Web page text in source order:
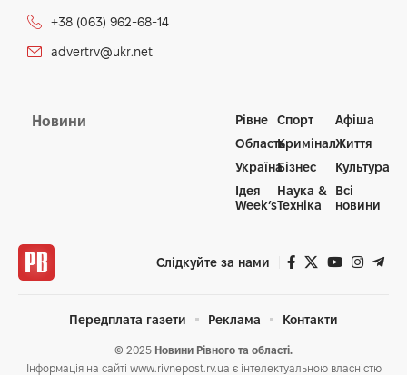
+38 (063) 962-68-14
advertrv@ukr.net
Новини
Рівне
Область
Україна
Ідея
Week’s
Спорт
Кримінал
Бізнес
Наука &
Техніка
Афіша
Життя
Культура
Всі
новини
Слідкуйте за нами
© 2025 Новини Рівного та області.
Інформація на сайті www.rivnepost.rv.ua є інтелектуальною власністю
Передплата газети Реклама Контакти